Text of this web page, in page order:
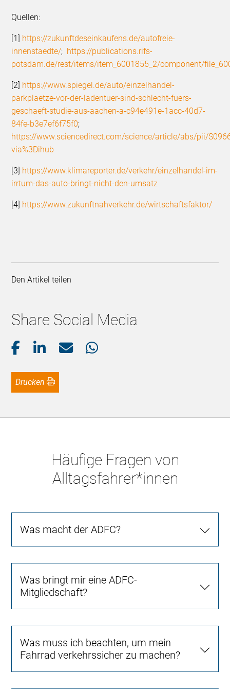
Quellen:
[1] https://zukunftdeseinkaufens.de/autofreie-
innenstaedte/; https://publications.rifs-
potsdam.de/rest/items/item_6001855_2/component/
[2] https://www.spiegel.de/auto/einzelhandel-
parkplaetze-vor-der-ladentuer-sind-schlecht-fuers-
geschaeft-studie-aus-aachen-a-c94e491e-1acc-40d7-
84fe-b3e7ef6f75f0;
https://www.sciencedirect.com/science/article/abs/pii/
via%3Dihub
[3] https://www.klimareporter.de/verkehr/einzelhandel-im-
irrtum-das-auto-bringt-nicht-den-umsatz
[4] https://www.zukunftnahverkehr.de/wirtschaftsfaktor/
Den Artikel teilen
Share Social Media
Drucken
Häufige Fragen von
Alltagsfahrer*innen
Was macht der ADFC?
Was bringt mir eine ADFC-
Mitgliedschaft?
Was muss ich beachten, um mein
Fahrrad verkehrssicher zu machen?